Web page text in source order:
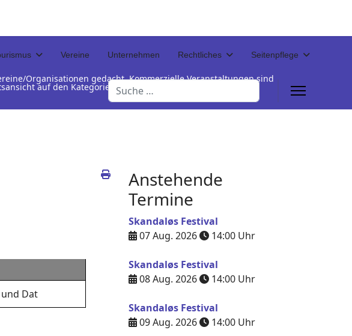
Vereine Unternehmen Rechtliches Seitenpflege
Suchen
Organisationen gedacht. Kommerzielle Veranstaltungen sind
auf den Kategorienamen unterhalb der Termintabelle
Dat
Anstehende
Termine
Skandaløs Festival
07 Aug. 2026
14:00 Uhr
Skandaløs Festival
08 Aug. 2026
14:00 Uhr
Skandaløs Festival
09 Aug. 2026
14:00 Uhr